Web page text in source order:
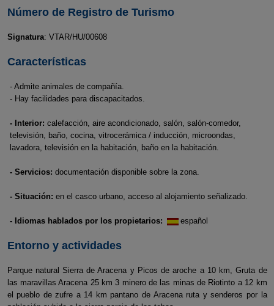
Número de Registro de Turismo
Signatura: VTAR/HU/00608
Características
- Admite animales de compañía.
- Hay facilidades para discapacitados.
- Interior: calefacción, aire acondicionado, salón, salón-comedor,
televisión, baño, cocina, vitrocerámica / inducción, microondas,
lavadora, televisión en la habitación, baño en la habitación.
- Servicios: documentación disponible sobre la zona.
- Situación: en el casco urbano, acceso al alojamiento señalizado.
- Idiomas hablados por los propietarios: español
Entorno y actividades
Parque natural Sierra de Aracena y Picos de aroche a 10 km, Gruta de
las maravillas Aracena 25 km 3 minero de las minas de Riotinto a 12 km
el pueblo de zufre a 14 km pantano de Aracena ruta y senderos por la